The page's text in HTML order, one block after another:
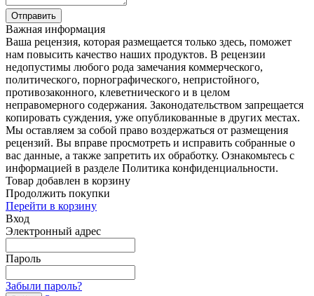
Отправить
Важная информация
Ваша рецензия, которая размещается только здесь, поможет
нам повысить качество наших продуктов. В рецензии
недопустимы любого рода замечания коммерческого,
политического, порнографического, непристойного,
противозаконного, клеветнического и в целом
неправомерного содержания. Законодательством запрещается
копировать суждения, уже опубликованные в других местах.
Мы оставляем за собой право воздержаться от размещения
рецензий. Вы вправе просмотреть и исправить собранные о
вас данные, а также запретить их обработку. Ознакомьтесь с
информацией в разделе Политика конфиденциальности.
Товар добавлен в корзину
Продолжить покупки
Перейти в корзину
Вход
Электронный адрес
Пароль
Забыли пароль?